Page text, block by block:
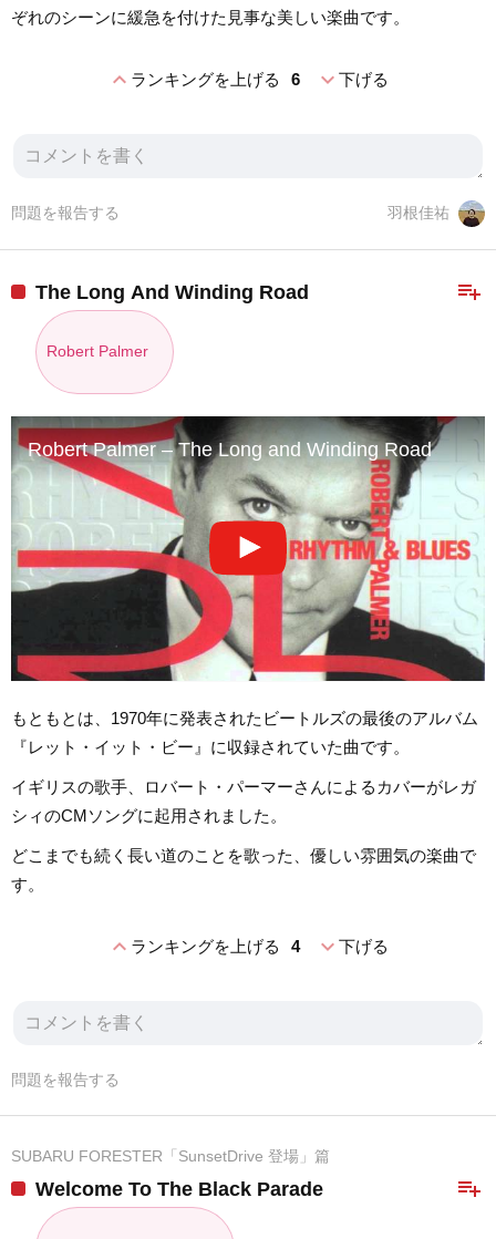
ぞれのシーンに緩急を付けた見事な美しい楽曲です。
expand_lessランキングを上げる 6 expand_more下げる
羽根佳祐
問題を報告する
playlist_add
The Long And Winding Road
Robert Palmer
Robert Palmer – The Long and Winding Road
もともとは、1970年に発表されたビートルズの最後のアルバム
『レット・イット・ビー』に収録されていた曲です。
イギリスの歌手、ロバート・パーマーさんによるカバーがレガ
シィのCMソングに起用されました。
どこまでも続く長い道のことを歌った、優しい雰囲気の楽曲で
す。
expand_lessランキングを上げる 4 expand_more下げる
問題を報告する
SUBARU FORESTER「SunsetDrive 登場」篇
playlist_add
Welcome To The Black Parade